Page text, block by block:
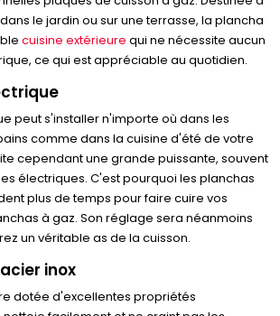
le jardin ou sur une terrasse, la plancha
cuisine extérieure qui ne nécessite aucun
ce qui est appréciable au quotidien.
peut s'installer n'importe où dans les
comme dans la cuisine d'été de votre
cependant une grande puissante, souvent
électriques. C'est pourquoi les planchas
plus de temps pour faire cuire vos
à gaz. Son réglage sera néanmoins
un véritable as de la cuisson.
inox
dotée d'excellentes propriétés